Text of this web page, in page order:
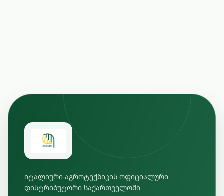
იტალიური აგროტექნიკის ოფიციალური
დისტრიბუტორი საქართველოში